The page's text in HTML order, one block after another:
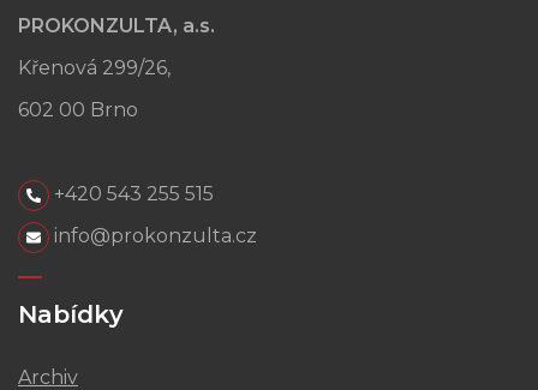
PROKONZULTA, a.s.
Křenová 299/26,
602 00 Brno
+420 543 255 515
info@prokonzulta.cz
Nabídky
Archiv